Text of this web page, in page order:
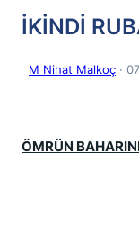
İKİNDİ
M Nihat Malkoç ·
ÖMRÜN